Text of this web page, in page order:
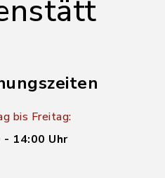
bis Freitag:
- 14:00 Uhr